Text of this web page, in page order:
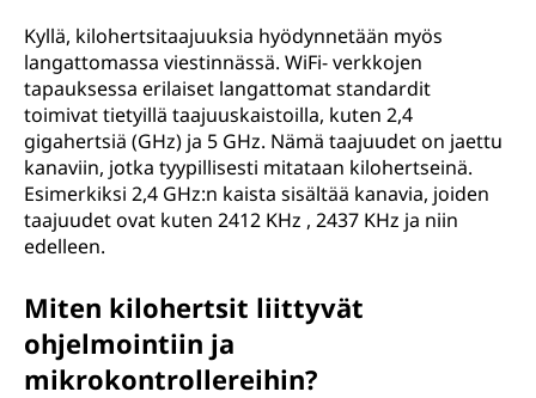
Kyllä, kilohertsitaajuuksia hyödynnetään myös
langattomassa viestinnässä. WiFi- verkkojen
tapauksessa erilaiset langattomat standardit
toimivat tietyillä taajuuskaistoilla, kuten 2,4
gigahertsiä (GHz) ja 5 GHz. Nämä taajuudet on jaettu
kanaviin, jotka tyypillisesti mitataan kilohertseinä.
Esimerkiksi 2,4 GHz:n kaista sisältää kanavia, joiden
taajuudet ovat kuten 2412 KHz , 2437 KHz ja niin
edelleen.
Miten kilohertsit liittyvät
ohjelmointiin ja
mikrokontrollereihin?